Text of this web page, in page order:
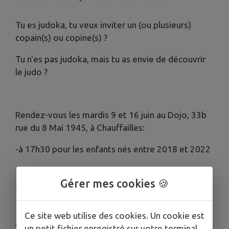
Tu es judoka, tu veux inviter un (ou plusieurs)
copain(s) ou copine(s) ?
Tu n'es pas judoka, mais tu as envie de découvrir
le judo ?
Rendez-vous les mardis 9 et 16 juin au Dojo, 33b
rue du 8 Mai 1945, à Chauffailles:
-à 17h30 pour les enfants nés entre 2018 et 2022
-à 18h30 pour les enfants/ados nés entre 2011 et
2017
Sportivement,
Gérer mes cookies 🍪
Ce site web utilise des cookies. Un cookie est